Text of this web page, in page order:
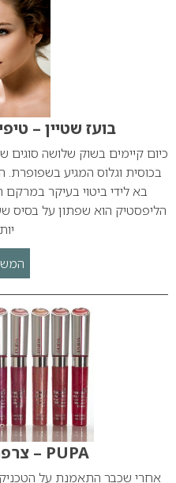
בועז שטיין –
כיום קיימים בשוק שלושה סוגים
בכוסית וגלוס המגיע בשפופרת.
בא לידי ביטוי בעיקר במרקם
הליפסטיק הוא שפתון על בסיס
PUPA – צרפתית לוולנטיין
אחרי שכבר התאמנת על